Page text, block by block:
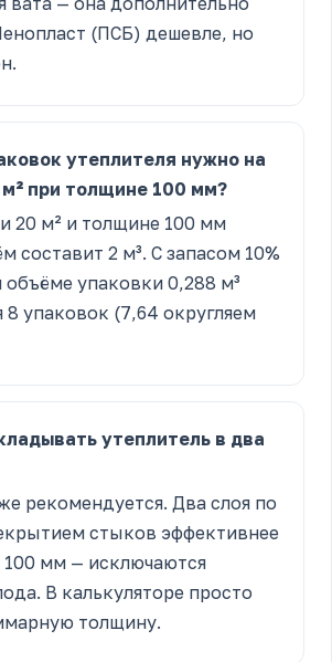
(ПСБ) дешевле, но
утеплителя нужно на
при толщине 100 мм?
20 м² и толщине 100 мм
составит 2 м³. С запасом 10%
объёме упаковки 0,288 м³
8 упаковок (7,64 округляем
утеплитель в два
рекомендуется. Два слоя по
стыков эффективнее
100 мм — исключаются
В калькуляторе просто
толщину.